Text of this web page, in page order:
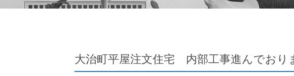
大治町平屋注文住宅 内部工事進んでおり